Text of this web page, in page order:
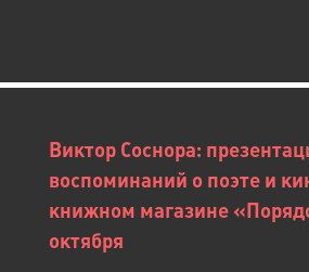
Виктор Соснора:
воспоминаний о поэте и
книжном магазине
октября